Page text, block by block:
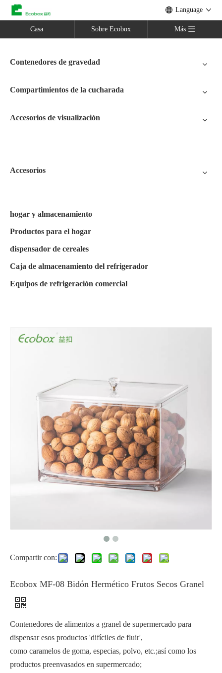
Language
Casa Sobre Ecobox Más
Contenedores de gravedad
Compartimientos de la cucharada
Accesorios de visualización
Accesorios
hogar y almacenamiento
Productos para el hogar
dispensador de cereales
Caja de almacenamiento del refrigerador
Equipos de refrigeración comercial
Compartir con:
Ecobox MF-08 Bidón Hermético Frutos Secos Granel
Contenedores de alimentos a granel de supermercado para
dispensar esos productos 'difíciles de fluir',
como caramelos de goma, especias, polvo, etc.;así como los
productos preenvasados ​​en supermercado;